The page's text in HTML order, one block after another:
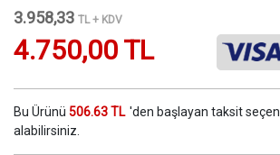
3.958,33 TL + KDV
4.750,00 TL
Bu Ürünü 506.63 TL 'den başlayan taksit
alabilirsiniz.